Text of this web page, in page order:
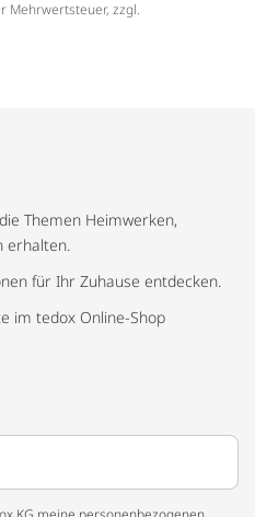
Mehrwertsteuer, zzgl.
Themen Heimwerken,
erhalten.
für Ihr Zuhause entdecken.
im tedox Online-Shop